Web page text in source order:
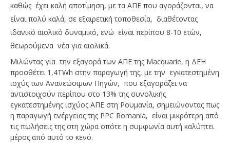
NOW VIEWING
Η εξαγορά από τη Macquarie 629MW,
συμπληρώνει με τον καλύτερο τρόπο τη
στρατηγική της ΔΕΗ για ανάπτυξη
07/08/2024
pressroom
καθώς έχει καλή αποτίμηση, με τα ΑΠΕ που αγοράζονται, να
είναι πολύ καλά, σε εξαιρετική τοποθεσία, διαθέτοντας
ιδανικό αιολικό δυναμικό, ενώ είναι περίπου 8-10 ετών,
θεωρούμενα νέα για αιολικά.
Μιλώντας για την εξαγορά των ΑΠΕ της Macquarie, η ΔΕΗ
προσθέτει 1,4TWh στην παραγωγή της, με την εγκατεστημένη
ισχύς των Ανανεώσιμων Πηγών, που εξαγοράζει να
αντιστοιχούν περίπου στο 13% της συνολικής
εγκατεστημένης ισχύος ΑΠΕ στη Ρουμανία, σημειώνοντας πως
η παραγωγή ενέργειας της PPC Romania, είναι μικρότερη από
τις πωλήσεις της στη χώρα οπότε η συμφωνία αυτή καλύπτει
μέρος από αυτό το κενό.